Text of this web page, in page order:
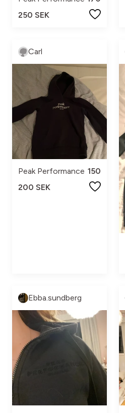
250 SEK
Carl
Peak Performance 150
200 SEK
Ebba.sundberg